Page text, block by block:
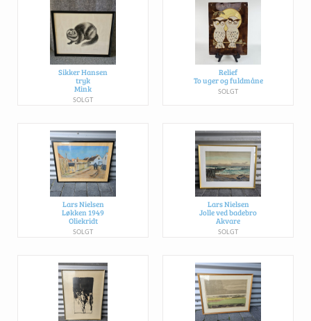
Sikker Hansen
tryk
Mink
SOLGT
Relief
To uger og fuldmåne
SOLGT
Lars Nielsen
Løkken 1949
Oliekridt
SOLGT
Lars Nielsen
Jolle ved badebro
Akvare
SOLGT